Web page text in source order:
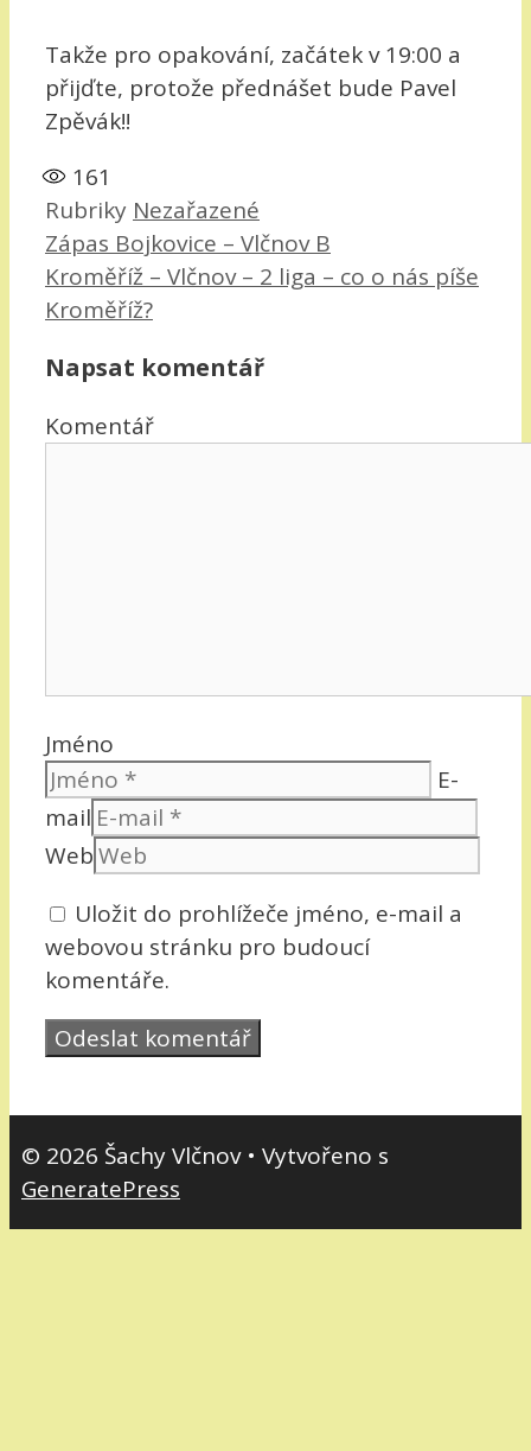
Takže pro opakování, začátek v 19:00 a
přijďte, protože přednášet bude Pavel
Zpěvák!!
161
Rubriky Nezařazené
Zápas Bojkovice – Vlčnov B
Kroměříž – Vlčnov – 2 liga – co o nás píše
Kroměříž?
Napsat komentář
Komentář
Jméno
E-
mail
Web
Uložit do prohlížeče jméno, e-mail a
webovou stránku pro budoucí
komentáře.
© 2026 Šachy Vlčnov• Vytvořeno s
GeneratePress